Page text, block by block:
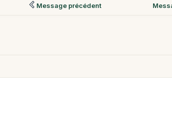
Message précédent